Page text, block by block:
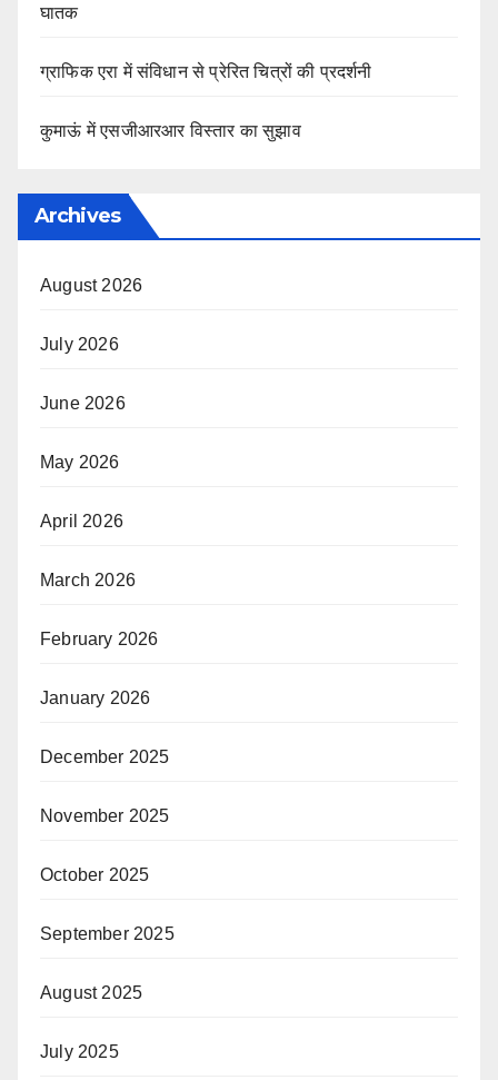
घातक
ग्राफिक एरा में संविधान से प्रेरित चित्रों की प्रदर्शनी
कुमाऊं में एसजीआरआर विस्तार का सुझाव
Archives
August 2026
July 2026
June 2026
May 2026
April 2026
March 2026
February 2026
January 2026
December 2025
November 2025
October 2025
September 2025
August 2025
July 2025